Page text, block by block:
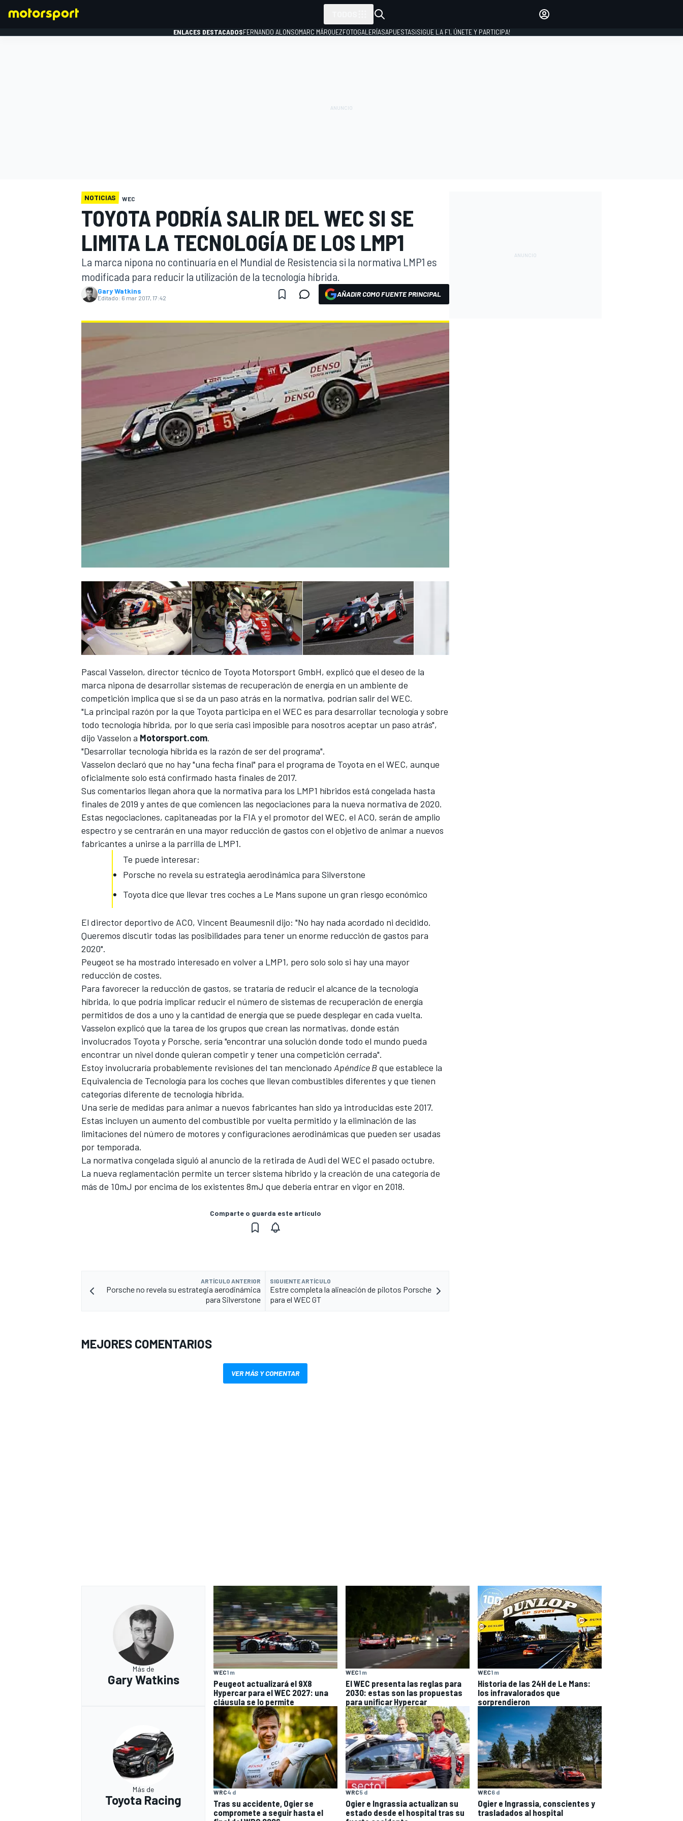
WEC FÓRMULA E
MÁS CATEGORÍAS
ENLACES DESTACADOSFERNANDO ALONSOMARC MÁRQUEZFOTOGALERÍASAPUESTAS¡SIGUE LA F1, ÚNETE Y PARTICIPA!
NOTICIAS WEC
TOYOTA PODRÍA SALIR DEL WEC SI SE
LIMITA LA TECNOLOGÍA DE LOS LMP1
La marca nipona no continuaría en el Mundial de Resistencia si la normativa LMP1 es
modificada para reducir la utilización de la tecnología híbrida.
Gary Watkins
Editado: 6 mar 2017, 17:42 AÑADIR COMO FUENTE PRINCIPAL
Pascal Vasselon, director técnico de Toyota Motorsport GmbH, explicó que el deseo de la
marca nipona de desarrollar sistemas de recuperación de energía en un ambiente de
competición implica que si se da un paso atrás en la normativa, podrían salir del WEC.
"La principal razón por la que Toyota participa en el WEC es para desarrollar tecnología y sobre
todo tecnología híbrida, por lo que sería casi imposible para nosotros aceptar un paso atrás",
dijo Vasselon a Motorsport.com.
"Desarrollar tecnología híbrida es la razón de ser del programa".
Vasselon declaró que no hay "una fecha final" para el programa de Toyota en el WEC, aunque
oficialmente solo está confirmado hasta finales de 2017.
Sus comentarios llegan ahora que la normativa para los LMP1 híbridos está congelada hasta
finales de 2019 y antes de que comiencen las negociaciones para la nueva normativa de 2020.
Estas negociaciones, capitaneadas por la FIA yel promotor del WEC, el ACO, serán de amplio
espectro y se centrarán en una mayor reducción de gastos con el objetivo de animar a nuevos
fabricantes a unirse a la parrilla de LMP1.
Te puede interesar:
Porsche no revela su estrategia aerodinámica para Silverstone
Toyota dice que llevar tres coches a Le Mans supone un gran riesgo económico
El director deportivo de ACO, Vincent Beaumesnil dijo: "No hay nada acordado ni decidido.
Queremos discutir todas las posibilidades para tener un enorme reducción de gastos para
2020".
Peugeot se ha mostrado interesado en volver a LMP1, pero solo solo si hay una mayor
reducción de costes.
Para favorecer la reducción de gastos, se trataría de reducir el alcance de la tecnología
híbrida, lo que podría implicar reducir el número de sistemas de recuperación de energía
permitidos de dos a uno y la cantidad de energía que se puede desplegar en cada vuelta.
Vasselon explicó que la tarea de los grupos que crean las normativas, donde están
involucrados Toyota y Porsche, sería "encontrar una solución donde todo el mundo pueda
encontrar un nivel donde quieran competir y tener una competición cerrada".
Estoy involucraría probablemente revisiones del tan mencionado Apéndice Bque establece la
Equivalencia de Tecnología para los coches que llevan combustibles diferentes y que tienen
categorías diferente de tecnología híbrida.
Una serie de medidas para animar a nuevos fabricantes han sido ya introducidas este 2017.
Estas incluyen un aumento del combustible por vuelta permitido y la eliminación de las
limitaciones del número de motores y configuraciones aerodinámicas que pueden ser usadas
por temporada.
La normativa congelada siguió al anuncio de la retirada de Audi del WEC el pasado octubre.
La nueva reglamentación permite un tercer sistema híbrido y la creación de una categoría de
más de 10mJ por encima de los existentes 8mJ que debería entrar en vigor en 2018.
Comparte o guarda este artículo
ARTÍCULO ANTERIOR
Porsche no revela su estrategia aerodinámica
para Silverstone
SIGUIENTE ARTÍCULO
Estre completa la alineación de pilotos Porsche
para el WEC GT
MEJORES COMENTARIOS
VER MÁS Y COMENTAR
Más de
Gary Watkins
WEC1 m
Peugeot actualizará el 9X8
Hypercar para el WEC 2027: una
cláusula se lo permite
WEC1 m
El WEC presenta las reglas para
2030: estas son las propuestas
para unificar Hypercar
WEC1 m
Historia de las 24H de Le Mans:
los infravalorados que
sorprendieron
Más de
Toyota Racing
WRC4 d
Tras su accidente, Ogier se
compromete a seguir hasta el
WRC5 d
Ogier e Ingrassia actualizan su
estado desde el hospital tras su
WRC6 d
Ogier e Ingrassia, conscientes y
trasladados al hospital